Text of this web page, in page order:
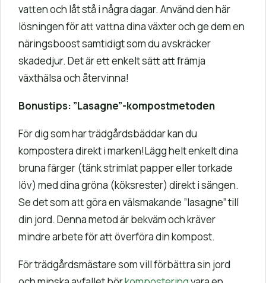
vatten och låt stå i några dagar. Använd den här
lösningen för att vattna dina växter och ge dem en
näringsboost samtidigt som du avskräcker
skadedjur. Det är ett enkelt sätt att främja
växthälsa och återvinna!
Bonustips: ”Lasagne”-kompostmetoden
För dig som har trädgårdsbäddar kan du
kompostera direkt i marken!Lägg helt enkelt dina
bruna färger (tänk strimlat papper eller torkade
löv) med dina gröna (köksrester) direkt i sängen.
Se det som att göra en välsmakande ”lasagne” till
din jord. Denna metod är bekväm och kräver
mindre arbete för att överföra din kompost.
För trädgårdsmästare som vill förbättra sin jord